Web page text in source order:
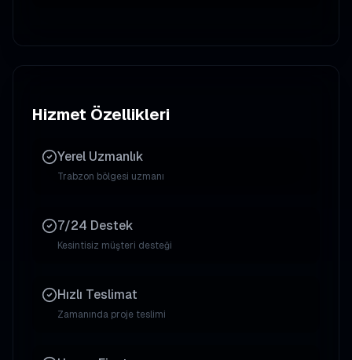
Hizmet Özellikleri
Yerel Uzmanlık
Trabzon bölgesi uzmanı
7/24 Destek
Kesintisiz müşteri desteği
Hızlı Teslimat
Zamanında proje teslimi